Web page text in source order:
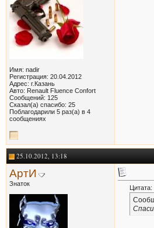
Имя: nadir
Регистрация: 20.04.2012
Адрес: г.Казань
Авто: Renault Fluence Confort
Сообщений: 125
Сказал(а) спасибо: 25
Поблагодарили 5 раз(а) в 4
сообщениях
25.10.2012, 13:18
АртИ
Знаток
Цитата: